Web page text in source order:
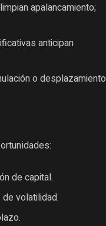
apalancamiento;
anticipan
o desplazamiento
de capital.
volatilidad.